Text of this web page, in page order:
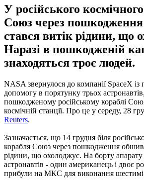
У російського
Союз через
стався витік рідини, що
Наразі в пошкодженій
знаходяться троє людей.
NASA звернулося до компанії SpaceX
допомогу в порятунку трьох
пошкодженому російському кораблі
космічній станції. Про це у середу, 28
Reuters.
Зазначається, що 14 грудня біля
корабля Союз через пошкодження
рідини, що охолоджує. На борту апарату
астронавтів - один американець і двоє
прибули на МКС для виконання